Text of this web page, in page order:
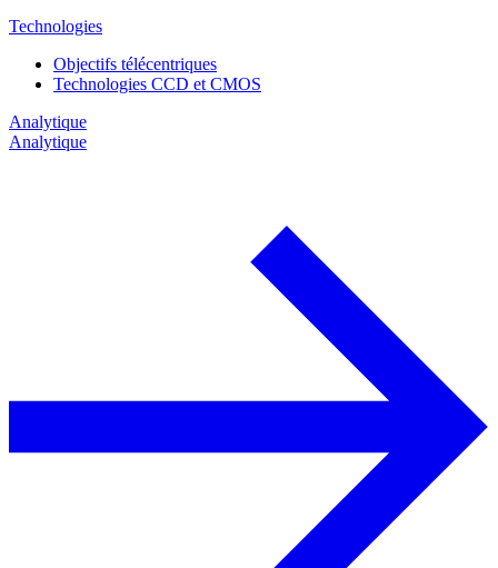
Technologies
Objectifs télécentriques
Technologies CCD et CMOS
Analytique
Analytique